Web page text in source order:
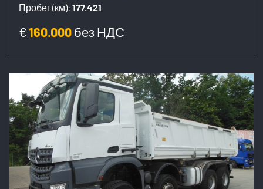
Пробег (км): 177.421
€160.000без НДС